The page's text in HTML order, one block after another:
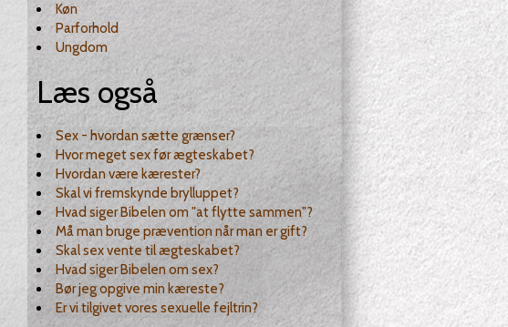
Køn
Parforhold
Ungdom
Læs også
Sex - hvordan sætte grænser?
Hvor meget sex før ægteskabet?
Hvordan være kærester?
Skal vi fremskynde brylluppet?
Hvad siger Bibelen om "at flytte sammen"?
Må man bruge prævention når man er gift?
Skal sex vente til ægteskabet?
Hvad siger Bibelen om sex?
Bør jeg opgive min kæreste?
Er vi tilgivet vores sexuelle fejltrin?